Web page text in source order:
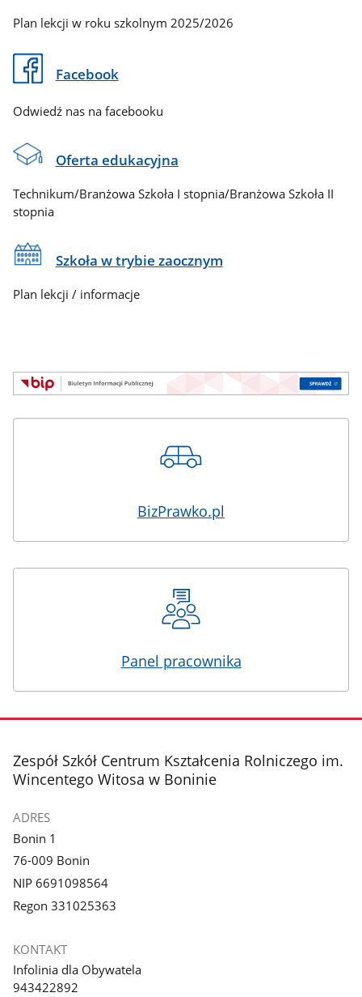
Plan lekcji w roku szkolnym 2025/2026
Facebook
Odwiedź nas na facebooku
Oferta edukacyjna
Technikum/Branżowa Szkoła I stopnia/Branżowa Szkoła II
stopnia
Szkoła w trybie zaocznym
Plan lekcji / informacje
BizPrawko.pl
Panel pracownika
stopka
Zespół Szkół Centrum Kształcenia Rolniczego im.
Wincentego Witosa w Boninie
ADRES
Bonin 1
76-009 Bonin
NIP 6691098564
Regon 331025363
KONTAKT
Infolinia dla Obywatela
943422892